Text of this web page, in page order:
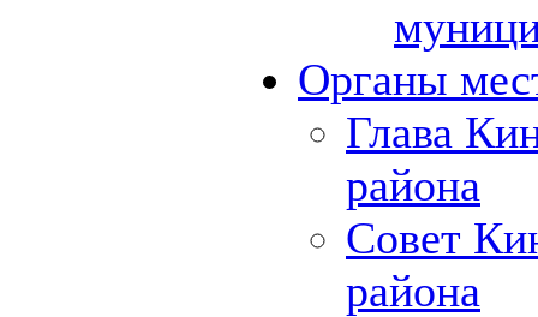
Органы
Глава
района
Совет
района